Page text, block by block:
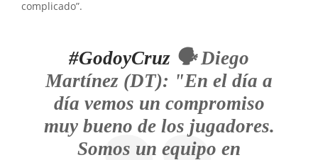
complicado”.
#GodoyCruz 🗣️ Diego
Martínez (DT): "En el día a
día vemos un compromiso
muy bueno de los jugadores.
Somos un equipo en